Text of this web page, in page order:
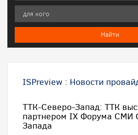
ISPreview : Новости
ТТК-Северо-Запад: ТТК
партнером IX Форума СМИ
Запада